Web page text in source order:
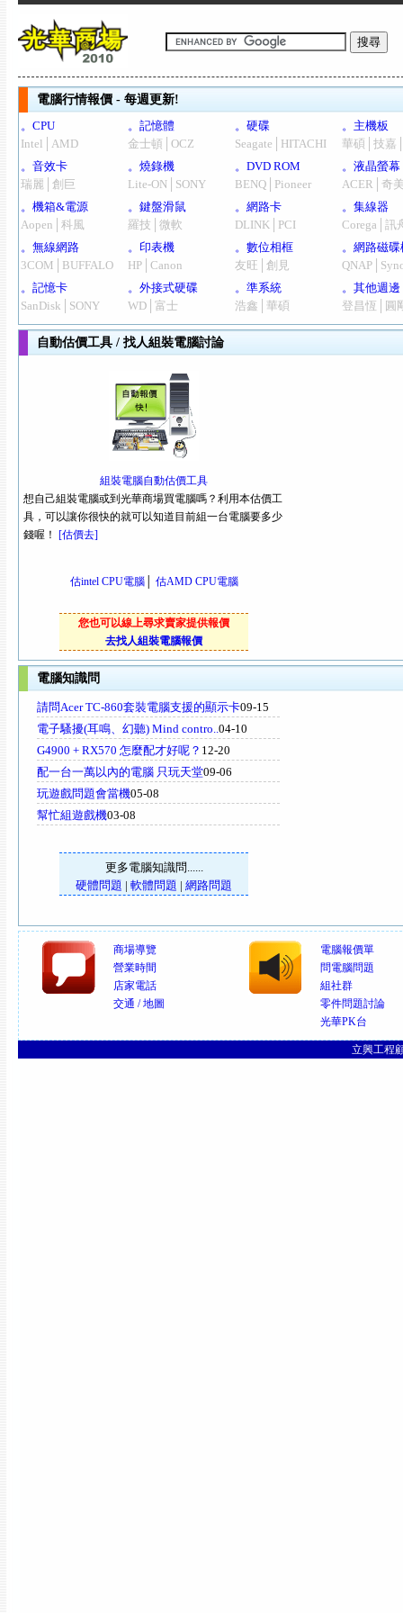
電腦行情報價 - 每週更新!
。CPU
Intel│AMD
。記憶體
金士頓│OCZ
。硬碟
Seagate│HITACHI
。主機板
華碩│技嘉
。音效卡
瑞麗│創巨
。燒錄機
Lite-ON│SONY
。DVD ROM
BENQ│Pioneer
。液晶螢幕
ACER│奇
。機箱&電源
Aopen│科風
。鍵盤滑鼠
羅技│微軟
。網路卡
DLINK│PCI
。集線器
Corega│訊
。無線網路
3COM│BUFFALO
。印表機
HP│Canon
。數位相框
友旺│創見
。網路磁碟
。記憶卡
SanDisk│SONY
。外接式硬碟
WD│富士
。準系統
浩鑫│華碩
。其他週邊
登昌恆│圓
自動估價工具 / 找人組裝電腦討論
組裝電腦自動估價工具
想自己組裝電腦或到光華商場買電腦嗎？利用本估價工
具，可以讓你很快的就可以知道目前組一台電腦要多少
錢喔！ [估價去]
估intel CPU電腦│ 估AMD CPU電腦
您也可以線上尋求賣家提供報價
去找人組裝電腦報價
電腦知識問
請問Acer TC-860套裝電腦支援的顯示卡09-15
電子騷擾(耳鳴、幻聽) Mind contro..04-10
G4900 + RX570 怎麼配才好呢？ 12-20
配一台一萬以內的電腦 只玩天堂09-06
玩遊戲問題會當機05-08
幫忙組遊戲機03-08
更多電腦知識問......
硬體問題 | 軟體問題 | 網路問題
商場導覽
營業時間
店家電話
交通 / 地圖
電腦報價單
問電腦問題
組社群
零件問題討論
光華PK台
立興工程